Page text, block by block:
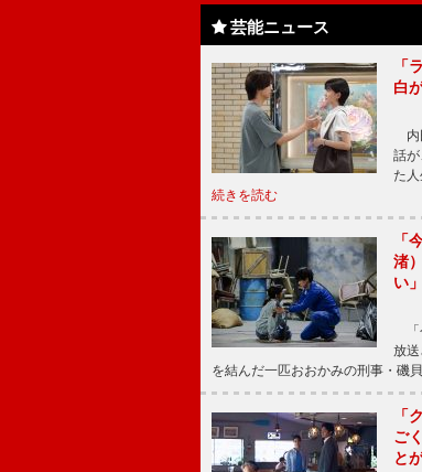
芸能ニュース
「
白
内
話
た
続きを読む
「
渚
い」
「
放
を結んだ一匹おおかみの刑事・磯
「
ご
と